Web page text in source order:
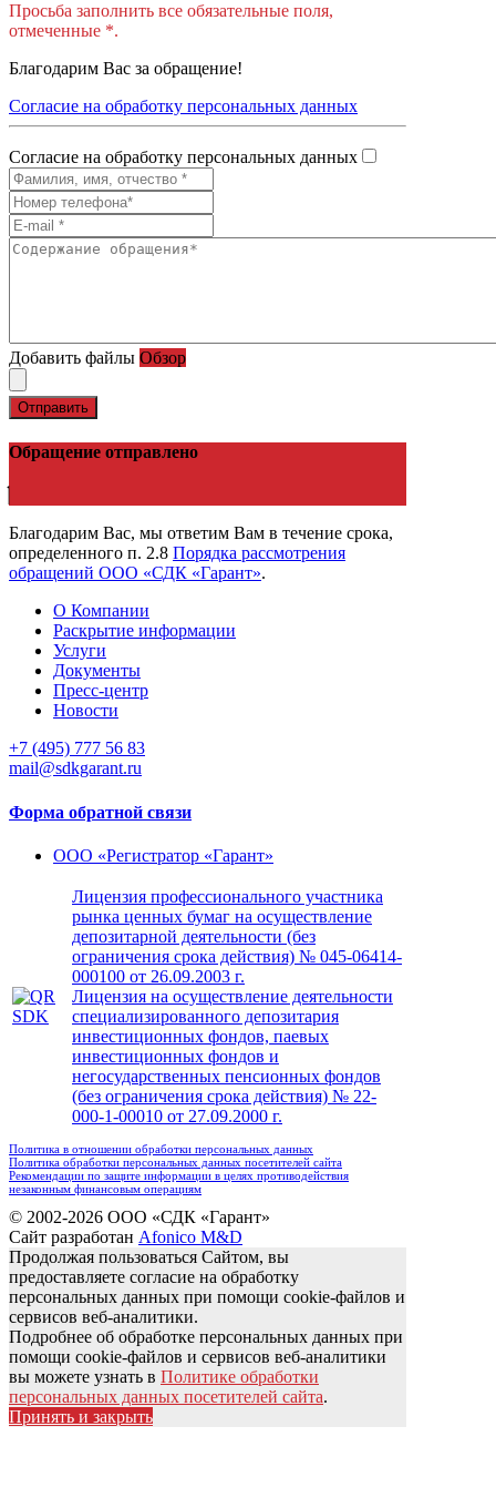
Просьба заполнить все обязательные поля,
отмеченные *.
Благодарим Вас за обращение!
Согласие на обработку персональных данных
Согласие на обработку персональных данных
Добавить файлы Обзор
Отправить
Обращение отправлено
Благодарим Вас, мы ответим Вам в течение срока,
определенного п. 2.8 Порядка рассмотрения
обращений ООО «СДК «Гарант».
О Компании
Раскрытие информации
Услуги
Документы
Пресс-центр
Новости
+7 (495) 777 56 83
mail@sdkgarant.ru
Форма обратной связи
ООО «Регистратор «Гарант»
Лицензия профессионального участника
рынка ценных бумаг на осуществление
депозитарной деятельности (без
ограничения срока действия) № 045-06414-
000100 от 26.09.2003 г.
Лицензия на осуществление деятельности
специализированного депозитария
инвестиционных фондов, паевых
инвестиционных фондов и
негосударственных пенсионных фондов
(без ограничения срока действия) № 22-
000-1-00010 от 27.09.2000 г.
Политика в отношении обработки персональных данных
Политика обработки персональных данных посетителей сайта
Рекомендации по защите информации в целях противодействия
незаконным финансовым операциям
© 2002-2026 ООО «СДК «Гарант»
Сайт разработан Afonico M&D
Продолжая пользоваться Сайтом, вы
предоставляете согласие на обработку
персональных данных при помощи cookie-файлов и
сервисов веб-аналитики.
Подробнее об обработке персональных данных при
помощи cookie-файлов и сервисов веб-аналитики
вы можете узнать в Политике обработки
персональных данных посетителей сайта.
Принять и закрыть